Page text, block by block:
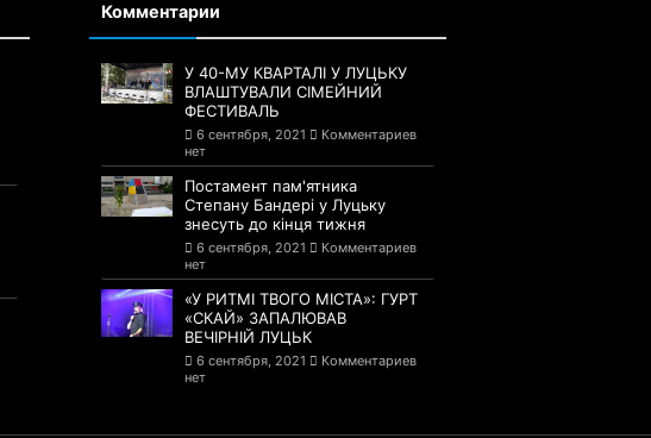
Комментарии
У 40-МУ КВАРТАЛІ У ЛУЦЬКУ
ВЛАШТУВАЛИ СІМЕЙНИЙ
ФЕСТИВАЛЬ
6 сентября, 2021
Комментариев
нет
Постамент пам'ятника
Степану Бандері у Луцьку
знесуть до кінця тижня
6 сентября, 2021
Комментариев
нет
«У РИТМІ ТВОГО МІСТА»: ГУРТ
«СКАЙ» ЗАПАЛЮВАВ
ВЕЧІРНІЙ ЛУЦЬК
6 сентября, 2021
Комментариев
нет